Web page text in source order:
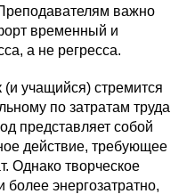
важно
временный и
а не регресса.
(и учащийся) стремится
по затратам труда
представляет собой
действие, требующее
Однако творческое
более энергозатратно,